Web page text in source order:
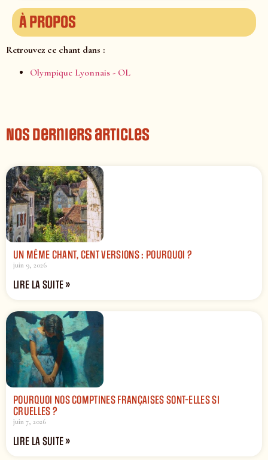
À propos
Retrouvez ce chant dans :
Olympique Lyonnais - OL
Nos derniers articles
UN MÊME CHANT, CENT VERSIONS : POURQUOI ?
juin 9, 2026
LIRE LA SUITE »
POURQUOI NOS COMPTINES FRANÇAISES SONT-ELLES SI
CRUELLES ?
juin 7, 2026
LIRE LA SUITE »